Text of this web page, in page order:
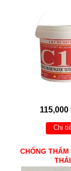
Chi
CHỐNG
THẢI